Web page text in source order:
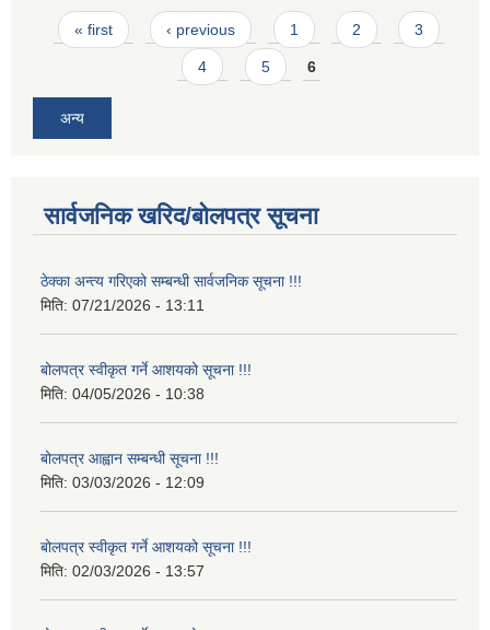
Pages
« first ‹ previous 1 2 3
4 5 6
अन्य
सार्वजनिक खरिद/बोलपत्र सूचना
ठेक्का अन्त्य गरिएको सम्बन्धी सार्वजनिक सूचना !!!
मिति: 07/21/2026 - 13:11
बोलपत्र स्वीकृत गर्ने आशयको सूचना !!!
मिति: 04/05/2026 - 10:38
बोलपत्र आह्वान सम्बन्धी सूचना !!!
मिति: 03/03/2026 - 12:09
बोलपत्र स्वीकृत गर्ने आशयको सूचना !!!
मिति: 02/03/2026 - 13:57